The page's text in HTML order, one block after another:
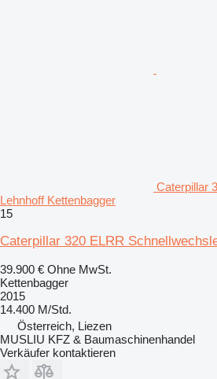
Caterpillar
Lehnhoff Kettenbagger
15
Caterpillar 320 ELRR
39.900 € Ohne MwSt.
Kettenbagger
2015
14.400 M/Std.
Österreich, Liezen
MUSLIU KFZ & Baumaschinenhandel
Verkäufer kontaktieren